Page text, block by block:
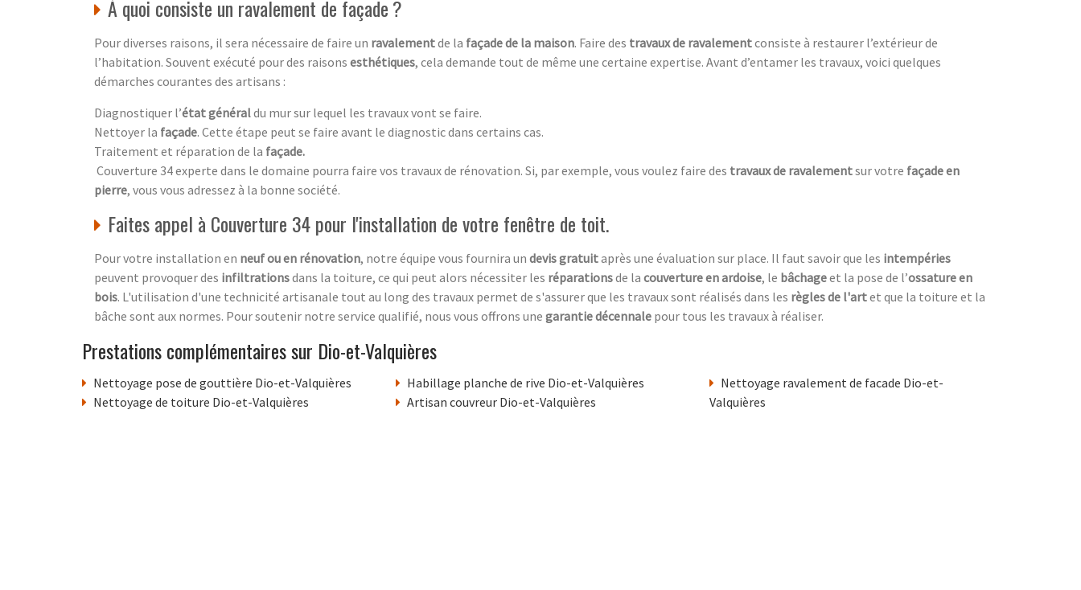
À quoi consiste un ravalement de façade ?
Pour diverses raisons, il sera nécessaire de faire un ravalementde la façade de la maison. Faire des travaux de ravalementconsiste à restaurer l’extérieur de
l’habitation. Souvent exécuté pour des raisons esthétiques, cela demande tout de même une certaine expertise. Avant d’entamer les travaux, voici quelques
démarches courantes des artisans :
Diagnostiquer l’état généraldu mur sur lequel les travaux vont se faire.
Nettoyer la façade. Cette étape peut se faire avant le diagnostic dans certains cas.
Traitement et réparation de la façade.
Couverture 34 experte dans le domaine pourra faire vos travaux de rénovation. Si, par exemple, vous voulez faire des travaux de ravalementsur votre façade en
pierre, vous vous adressez à la bonne société.
Faites appel à Couverture 34 pour l'installation de votre fenêtre de toit.
Pour votre installation en neuf ou en rénovation, notre équipe vous fournira un devis gratuitaprès une évaluation sur place. Il faut savoir que les intempéries
peuvent provoquer des infiltrationsdans la toiture, ce qui peut alors nécessiter les réparationsde la couverture en ardoise, le bâchageet la pose de l’ossature en
bois. L'utilisation d'une technicité artisanale tout au long des travaux permet de s'assurer que les travaux sont réalisés dans les règles de l'artet que la toiture et la
bâche sont aux normes. Pour soutenir notre service qualifié, nous vous offrons une garantie décennale pour tous les travaux à réaliser.
Prestations complémentaires sur Dio-et-Valquières
Nettoyage pose de gouttière Dio-et-Valquières
Nettoyage de toiture Dio-et-Valquières
Habillage planche de rive Dio-et-Valquières
Artisan couvreur Dio-et-Valquières
Nettoyage ravalement de facade Dio-et-
Valquières